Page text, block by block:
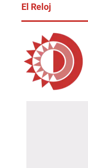
El Reloj